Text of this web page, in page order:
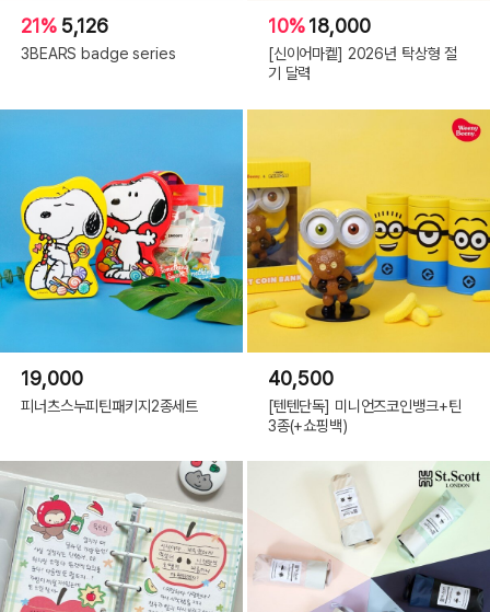
21% 5,126
3BEARS badge series
10%18,000
[신이어마켙] 2026년 탁상형 절
기 달력
19,000
피너츠스누피틴패키지2종세트
40,500
[텐텐단독] 미니언즈코인뱅크+틴
3종(+쇼핑백)